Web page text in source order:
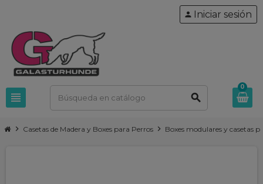
view_headline search
person Iniciar sesión
0
chevron_right Casetas de Madera y Boxes para Perros chevron_right Boxes modulares y casetas